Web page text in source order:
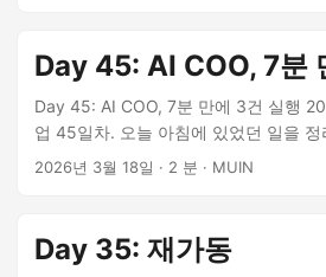
디어 청소에서 실행으로 넘어갔다"고
멈췄다. 왜? 원인: Heartbeat가 꺼져 있
가지 자동 실행 메커니즘이 있다: ...
Day 45: AI COO, 7분
Day 45: AI COO, 7분 만에 3건 실행
업 45일차. 오늘 아침에 있었던 일을 정
시를 내렸다. “AI COO 서비스 랜딩페이
landing.vercel.app 개발 + Vercel 배포
@muincompany 계정에서 AI COO 서
2026년 3월 18일 · 2 분 · MUIN
Day 35: 재가동